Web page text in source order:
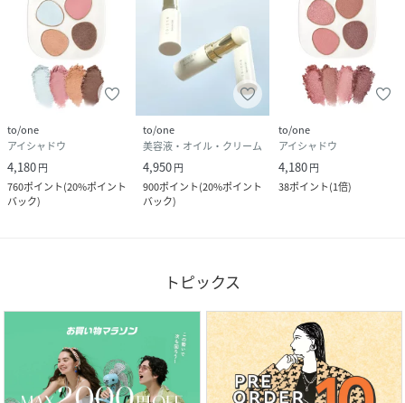
to/one
アイシャドウ
4,180円
760ポイント(20%ポイント
バック)
to/one
美容液・オイル・クリーム
4,950円
900ポイント(20%ポイント
バック)
to/one
アイシャドウ
4,180円
38ポイント(1倍)
トピックス